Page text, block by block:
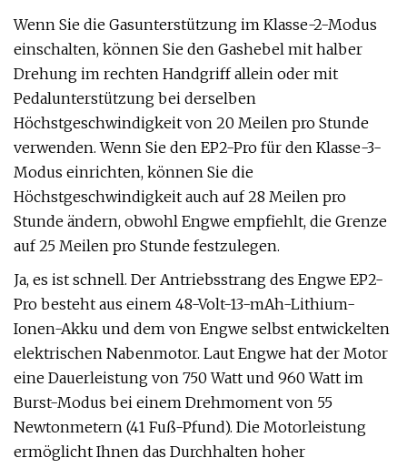
Wenn Sie die Gasunterstützung im Klasse-2-Modus
einschalten, können Sie den Gashebel mit halber
Drehung im rechten Handgriff allein oder mit
Pedalunterstützung bei derselben
Höchstgeschwindigkeit von 20 Meilen pro Stunde
verwenden. Wenn Sie den EP2-Pro für den Klasse-3-
Modus einrichten, können Sie die
Höchstgeschwindigkeit auch auf 28 Meilen pro
Stunde ändern, obwohl Engwe empfiehlt, die Grenze
auf 25 Meilen pro Stunde festzulegen.
Ja, es ist schnell. Der Antriebsstrang des Engwe EP2-
Pro besteht aus einem 48-Volt-13-mAh-Lithium-
Ionen-Akku und dem von Engwe selbst entwickelten
elektrischen Nabenmotor. Laut Engwe hat der Motor
eine Dauerleistung von 750 Watt und 960 Watt im
Burst-Modus bei einem Drehmoment von 55
Newtonmetern (41 Fuß-Pfund). Die Motorleistung
ermöglicht Ihnen das Durchhalten hoher